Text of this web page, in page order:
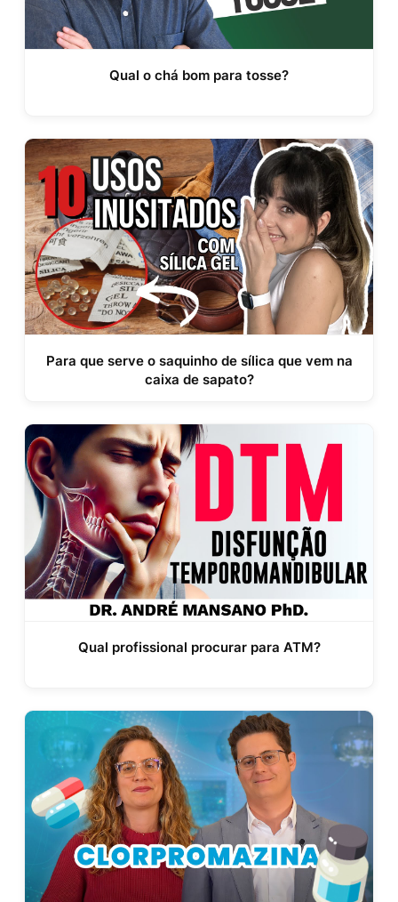
Qual o chá bom para tosse?
Para que serve o saquinho de sílica que vem na
caixa de sapato?
Qual profissional procurar para ATM?